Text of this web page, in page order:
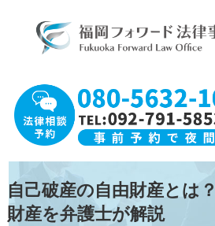
自己破産の自由財産とは
財産を弁護士が解説